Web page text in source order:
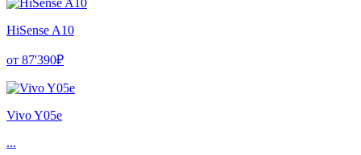
HiSense A10
от 87'390₽
Vivo Y05e
...